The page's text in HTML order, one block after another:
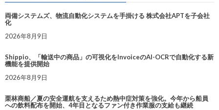
両備システムズ、物流自動化システムを手掛ける 株式会社APTを子会社
化
2026年8月9日
Shippio、「輸送中の商品」の可視化をInvoiceのAI-OCRで自動化する新
機能を提供開始
2026年8月9日
栗林商船／夏の安全運航を支えるため熱中症対策を強化。今年から船員
への飲料配布を開始、4年目となるファン付き作業服の支給も継続